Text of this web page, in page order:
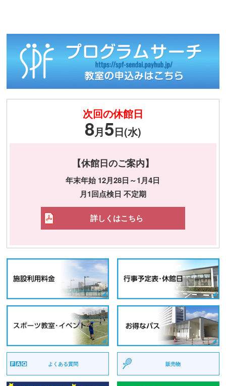
次回の休館日
8月5日(水)
【休館日のご案内】
年末年始 12月28日～1月4日
月1回点検日 不定期
詳しくはこちら
よくある質問 販売物